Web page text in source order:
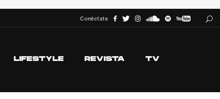
Conéctate
LIFESTYLE REVISTA TV